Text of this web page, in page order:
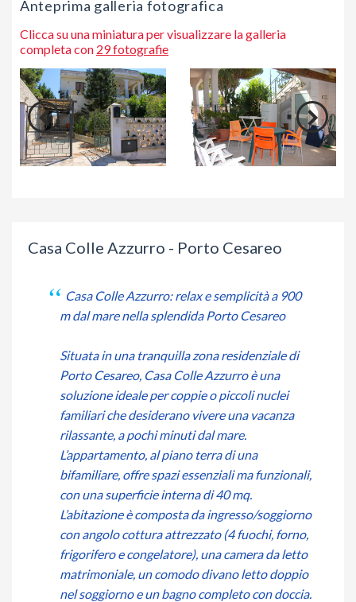
Anteprima galleria fotografica
Clicca su una miniatura per visualizzare la galleria
completa con 29 fotografie
Casa Colle Azzurro - Porto Cesareo
Casa Colle Azzurro: relax e semplicità a 900
m dal mare nella splendida Porto Cesareo
Situata in una tranquilla zona residenziale di
Porto Cesareo, Casa Colle Azzurro è una
soluzione ideale per coppie o piccoli nuclei
familiari che desiderano vivere una vacanza
rilassante, a pochi minuti dal mare.
L’appartamento, al piano terra di una
bifamiliare, offre spazi essenziali ma funzionali,
con una superficie interna di 40 mq.
L’abitazione è composta da ingresso/soggiorno
con angolo cottura attrezzato (4 fuochi, forno,
frigorifero e congelatore), una camera da letto
matrimoniale, un comodo divano letto doppio
nel soggiorno e un bagno completo con doccia.